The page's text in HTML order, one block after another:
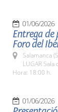
01/06/2026
Entrega de
Foro del
Salamanca
LUGAR
Hora: 18:00 h.
01/06/2026